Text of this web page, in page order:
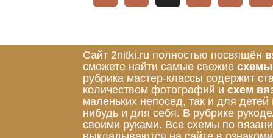
Сайт 2nitki.ru полностью посвящён
сможете найти самые свежие схемы
рубрика мастер-классы содержит
количеством фотографий и схем
маленьких непосед, так и для
нибудь и для себя. В рубрике
своими руками. Все схемы по